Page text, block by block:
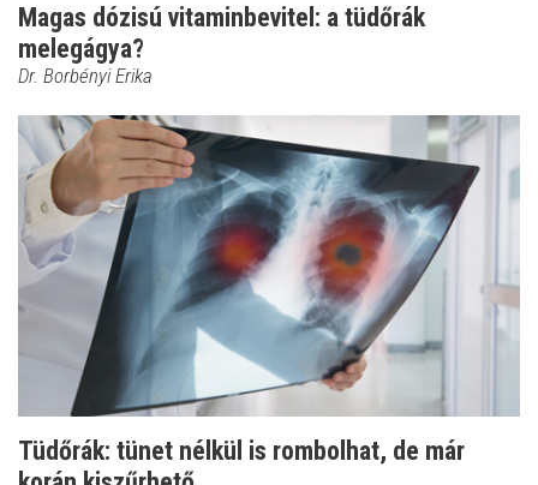
Magas dózisú vitaminbevitel: a tüdőrák
melegágya?
Dr. Borbényi Erika
Tüdőrák: tünet nélkül is rombolhat, de már